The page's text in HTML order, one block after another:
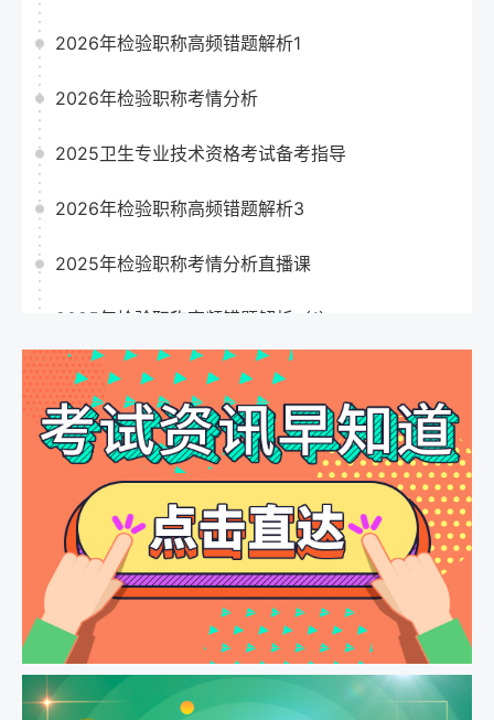
2026年检验职称高频错题解析1
2026年检验职称考情分析
2025卫生专业技术资格考试备考指导
2026年检验职称高频错题解析3
2025年检验职称考情分析直播课
2025年检验职称高频错题解析（1）
2025年检验职称高频错题解析（2）
2025年检验职称高频错题解析（3）
2024年检验职称考情分析直播课
2024年检验职称高频错题直播课（1）
2024年检验职称高频错题直播课（2）
2024年检验职称高频错题直播课（3）